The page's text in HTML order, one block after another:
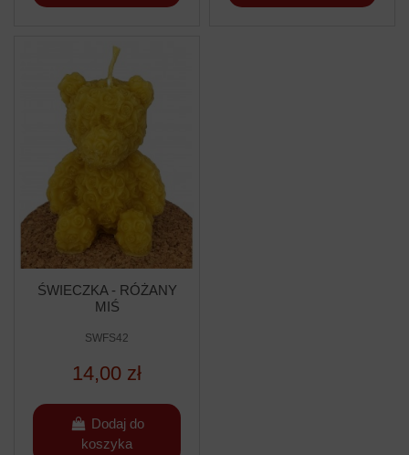
ŚWIECZKA - RÓŻANY
MIŚ
SWFS42
14,00 zł
Dodaj do
koszyka